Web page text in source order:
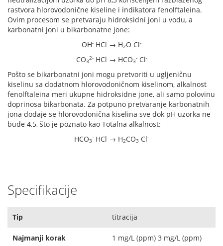
rastvora hlorovodonične kiseline i indikatora fenolftaleina.
Ovim procesom se pretvaraju hidroksidni joni u vodu, a
karbonatni joni u bikarbonatne jone:
OH- HCl → H2O Cl-
CO3
2-HCl → HCO3
-Cl-
Pošto se bikarbonatni joni mogu pretvoriti u ugljeničnu
kiselinu sa dodatnom hlorovodoničnom kiselinom, alkalnost
fenolftaleina meri ukupne hidroksidne jone, ali samo polovinu
doprinosa bikarbonata. Za potpuno pretvaranje karbonatnih
jona dodaje se hlorovodonična kiselina sve dok pH uzorka ne
bude 4,5, što je poznato kao Totalna alkalnost:
HCO3
- HCl → H2CO3 Cl-
Specifikacije
Tip titracija
Najmanji korak 1 mg/L (ppm) 3 mg/L (ppm)